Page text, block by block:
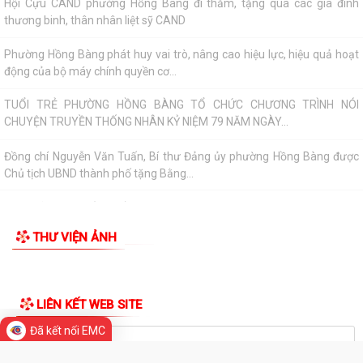
TIN MỚI
hùng và các Anh hùng liệt sĩ
bàn thành phố là Đền thờ...
2026 CÔNG TÁC BẢO VỆ NỀN TẢNG TƯ TƯỞNG CỦA...
thương binh, thân nhân liệt sỹ CAND
Phường Hồng Bàng phát huy vai trò, nâng cao hiệu lực, hiệu quả hoạt
động của bộ máy chính quyền cơ...
CHUYỆN TRUYỀN THỐNG NHÂN KỶ NIỆM 79 NĂM NGÀY...
Đồng chí Nguyễn Văn Tuấn, Bí thư Đảng ủy phường Hồng Bàng được
Đã kết nối EMC